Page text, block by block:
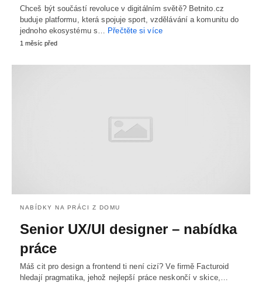
Chceš být součástí revoluce v digitálním světě? Betnito.cz
buduje platformu, která spojuje sport, vzdělávání a komunitu do
jednoho ekosystému s… Přečtěte si více
1 měsíc před
NABÍDKY NA PRÁCI Z DOMU
Senior UX/UI designer – nabídka
práce
Máš cit pro design a frontend ti není cizí? Ve firmě Facturoid
hledají pragmatika, jehož nejlepší práce neskončí v skice,…